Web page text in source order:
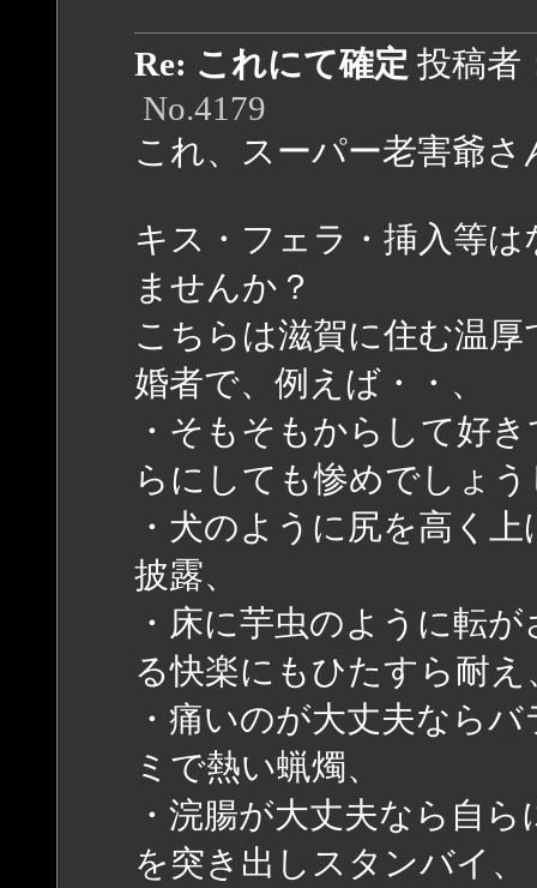
Re: これにて確定 投稿者
No.4179
これ、スーパー老害爺
キス・フェラ・挿入等
ませんか？
こちらは滋賀に住む温
婚者で、例えば・・、
・そもそもからして好
らにしても惨めでしょう
・犬のように尻を高く
披露、
・床に芋虫のように転
る快楽にもひたすら耐え
・痛いのが大丈夫なら
ミで熱い蝋燭、
・浣腸が大丈夫なら自
を突き出しスタンバイ、